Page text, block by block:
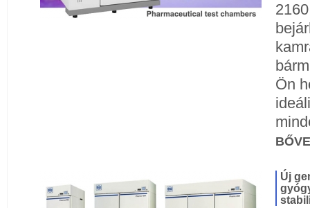
Ön
Új